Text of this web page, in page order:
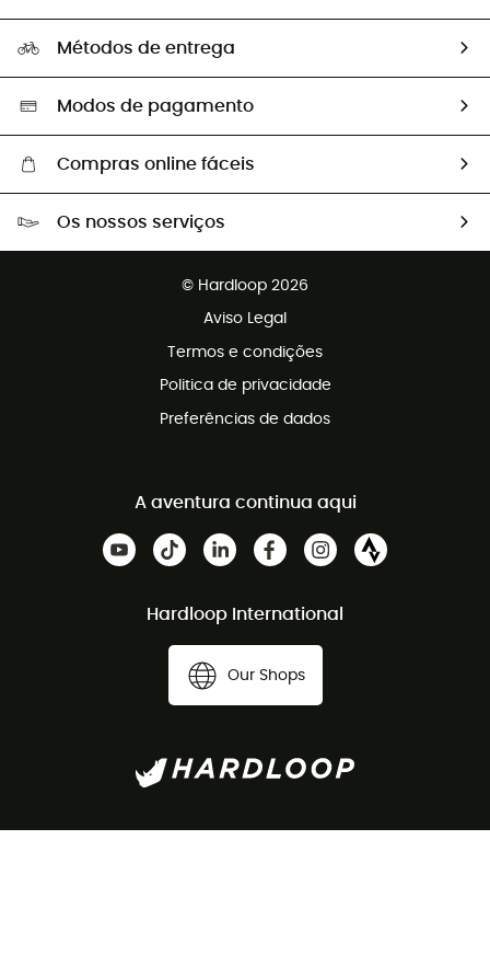
Trocas & Devoluções
Os nossos embaixadores
Seleção eco-responsável
Métodos de entrega
Modos de pagamento
Compras online fáceis
Devoluções gratuitas em 100 dias
Os nossos serviços
© Hardloop 2026
Aviso Legal
Termos e condições
Politica de privacidade
Preferências de dados
A aventura continua aqui
Hardloop International
Our Shops